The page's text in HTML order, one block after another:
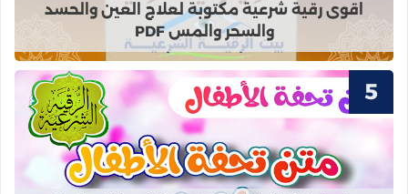
اقوى رقية شرعية مكتوبة لعلاج العين والحسد
والسحر والمس PDF
قراءة المزيد عن متن تحفة الأطفال PDF مع الشرح كتاب كامل صفحات ملونة - سليمان الجمزوري